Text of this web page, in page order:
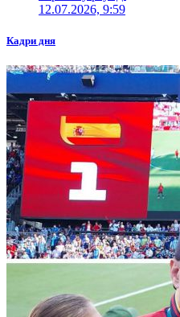
12.07.2026, 9:59
Кадри дня